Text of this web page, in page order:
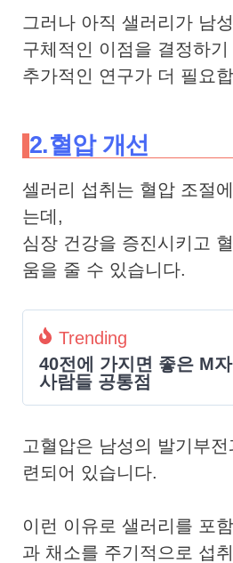
그러나 아직 샐러리가 남
구체적인 이점을 결정하
추가적인 연구가 더 필요
2.혈압 개선
셀러리 섭취는 혈압 조절
는데,
심장 건강을 증진시키고
움을 줄 수 있습니다.
Trending
40전에 가지면 좋은 M
사람들 공통점
고혈압은 남성의 발기부
련되어 있습니다.
이런 이유로 샐러리를 포
과 채소를 주기적으로 섭